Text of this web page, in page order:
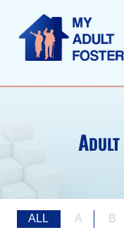
ADULT
ALL A B